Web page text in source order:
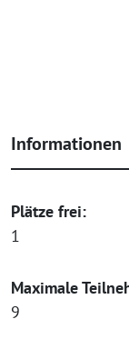
Informationen
Plätze frei:
1
Maximale
9